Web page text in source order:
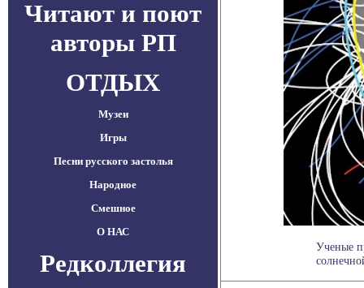
Читают и поют
авторы РП
ОТДЫХ
Музеи
Игры
Песни русского застолья
Народное
Смешное
О НАС
Редколлегия
Ученые